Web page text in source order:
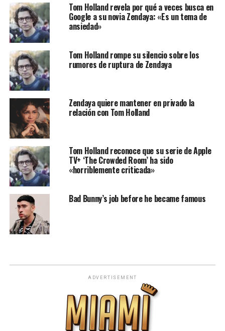
Tom Holland revela por qué a veces busca en
Google a su novia Zendaya: «Es un tema de
ansiedad»
Tom Holland rompe su silencio sobre los
rumores de ruptura de Zendaya
Zendaya quiere mantener en privado la
relación con Tom Holland
Tom Holland reconoce que su serie de Apple
TV+ ‘The Crowded Room’ ha sido
«horriblemente criticada»
Bad Bunny’s job before he became famous
ADVERTISEMENT